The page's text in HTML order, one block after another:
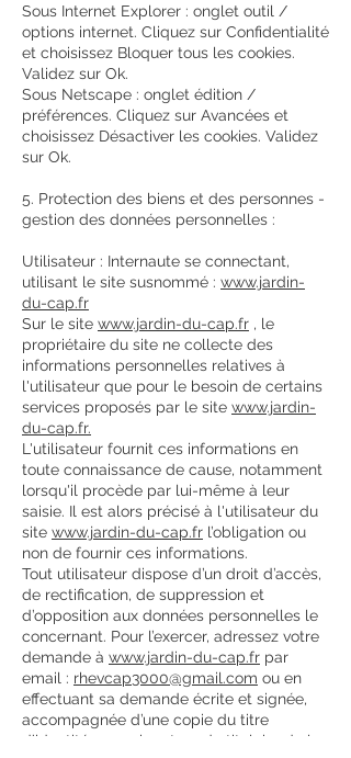
Sous Internet Explorer : onglet outil /
options internet. Cliquez sur Confidentialité
et choisissez Bloquer tous les cookies.
Validez sur Ok.
Sous Netscape : onglet édition /
préférences. Cliquez sur Avancées et
choisissez Désactiver les cookies. Validez
sur Ok.
5. Protection des biens et des personnes -
gestion des données personnelles :
Utilisateur : Internaute se connectant,
utilisant le site susnommé : www.jardin-
du-cap.fr
Sur le site www.jardin-du-cap.fr , le
propriétaire du site ne collecte des
informations personnelles relatives à
l'utilisateur que pour le besoin de certains
services proposés par le site www.jardin-
du-cap.fr.
L'utilisateur fournit ces informations en
toute connaissance de cause, notamment
lorsqu'il procède par lui-même à leur
saisie. Il est alors précisé à l'utilisateur du
site www.jardin-du-cap.fr l’obligation ou
non de fournir ces informations.
Tout utilisateur dispose d’un droit d’accès,
de rectification, de suppression et
d’opposition aux données personnelles le
concernant. Pour l’exercer, adressez votre
demande à www.jardin-du-cap.fr par
email : rhevcap3000@gmail.com ou en
effectuant sa demande écrite et signée,
accompagnée d’une copie du titre
d’identité avec signature du titulaire de la